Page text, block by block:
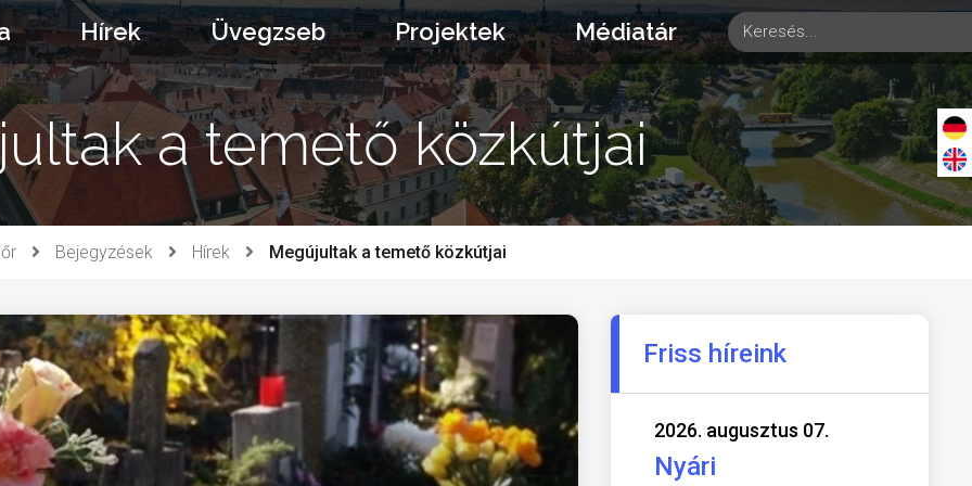
Hírek Üvegzseb Projektek Médiatár
a temető közkútjai
Bejegyzések Hírek Megújultak a temető közkútjai
Friss híreink
2026. augusztus 07.
Nyári